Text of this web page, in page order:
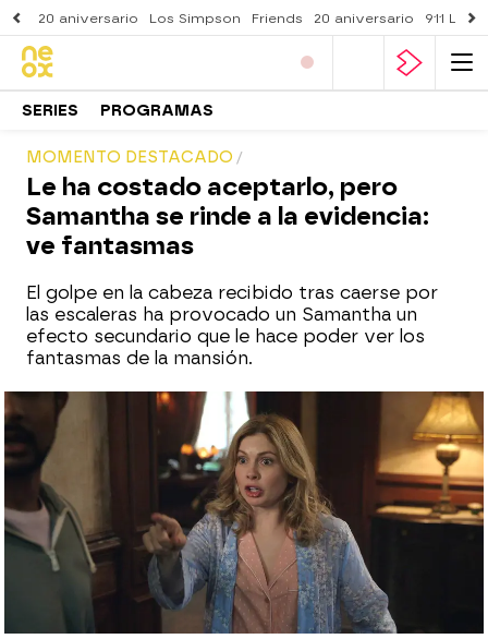
20 aniversario Los Simpson Friends 20 aniversario 911
SERIES PROGRAMAS
MOMENTO DESTACADO
Le ha costado aceptarlo, pero
Samantha se rinde a la evidencia:
ve fantasmas
El golpe en la cabeza recibido tras caerse por
las escaleras ha provocado un Samantha un
efecto secundario que le hace poder ver los
fantasmas de la mansión.
neox
18 de agosto de 2025, 20:00